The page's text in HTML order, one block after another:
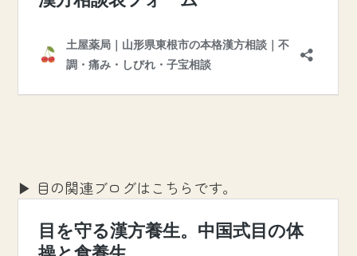
▶ 目の関連ブログはこちらです。